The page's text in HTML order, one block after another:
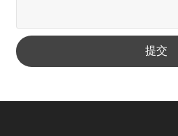
提交